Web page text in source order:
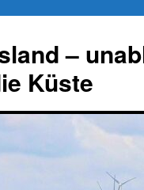
–
Küste